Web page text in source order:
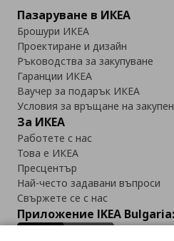
Пазаруване в ИКЕА
Брошури ИКЕА
Проектиране и дизайн
Ръководства за закупуване
Гаранции ИКЕА
Ваучер за подарък ИКЕА
Условия за връщане на
За ИКЕА
Работете с нас
Това е ИКЕА
Пресцентър
Най-често задавани въпроси
Свържете се с нас
Приложение IKEA Bulgaria: